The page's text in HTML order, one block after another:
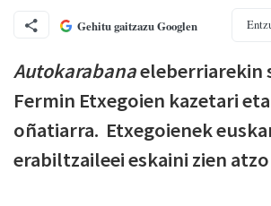
Gehitu gaitzazu Googlen
Autokarabanaeleberriarekin
Fermin Etxegoien kazetari
oñatiarra. Etxegoienek
erabiltzaileei eskaini zien